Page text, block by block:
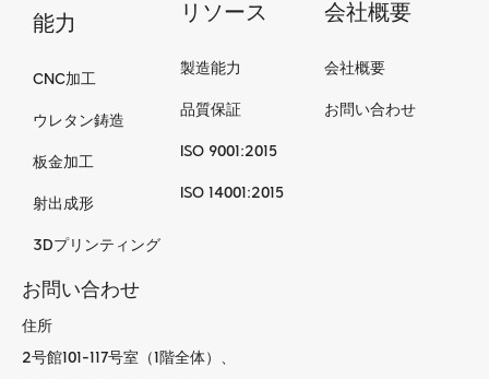
能力
CNC加工
ウレタン鋳造
板金加工
射出成形
3Dプリンティング
リソース
製造能力
品質保証
ISO 9001:2015
ISO 14001:2015
会社概要
会社概要
お問い合わせ
お問い合わせ
住所
2号館101-117号室（1階全体）、